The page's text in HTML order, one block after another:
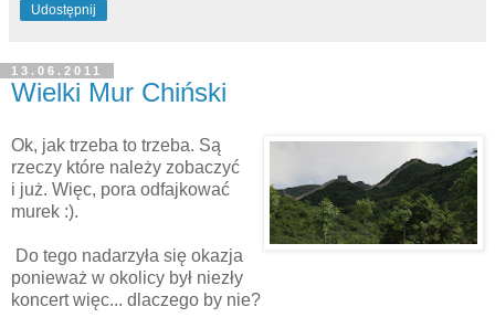
Udostępnij
13.06.2011
Wielki Mur Chiński
Ok, jak trzeba to trzeba. Są
rzeczy które należy zobaczyć
i już. Więc, pora odfajkować
murek :).
Do tego nadarzyła się okazja
ponieważ w okolicy był niezły
koncert więc... dlaczego by nie?